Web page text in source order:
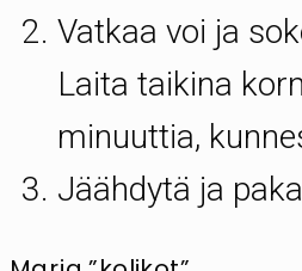
Vatkaa voi ja
Laita taikina
minuuttia,
Jäähdytä ja